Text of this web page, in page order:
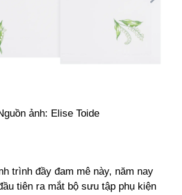
ảnh: Elise Toide
trình đầy đam mê này, năm nay
tiên ra mắt bộ sưu tập phụ kiện